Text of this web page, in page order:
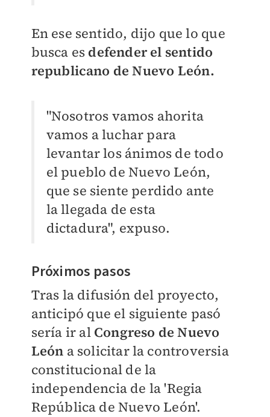
En ese sentido, dijo que lo que
busca es defender el sentido
republicano de Nuevo León.
"Nosotros vamos ahorita
vamos a luchar para
levantar los ánimos de todo
el pueblo de Nuevo León,
que se siente perdido ante
la llegada de esta
dictadura", expuso.
Próximos pasos
Tras la difusión del proyecto,
anticipó que el siguiente pasó
sería ir al Congreso de Nuevo
León a solicitar la controversia
constitucional de la
independencia de la 'Regia
República de Nuevo León'.